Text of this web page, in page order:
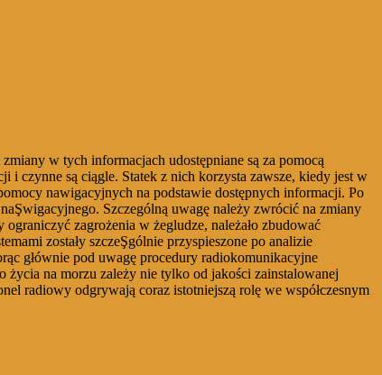
w tych informacjach udostępniane są za pomocą
czynne są ciągle. Statek z nich korzysta zawsze, kiedy jest w
nawigacyjnych na podstawie dostępnych informacji. Po
Szczególną uwagę należy zwrócić na zmiany
zagrożenia w żegludze, należało zbudować
zostały szczeŞgólnie przyspieszone po analizie
głównie pod uwagę procedury radiokomunikacyjne
na morzu zależy nie tylko od jakości zainstalowanej
radiowy odgrywają coraz istotniejszą rolę we współczesnym